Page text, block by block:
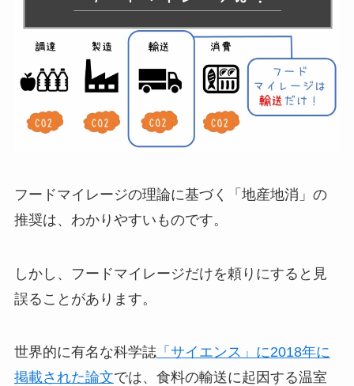
フードマイレージの理論に基づく「地産地消」の
推奨は、わかりやすいものです。
しかし、フードマイレージだけを頼りにすると見
誤ることがあります。
世界的に有名な科学誌「サイエンス」に2018年に
掲載された論文では、食料の輸送に起因する温室